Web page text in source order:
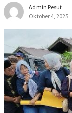
Admin Pesut
Oktober 4, 2025